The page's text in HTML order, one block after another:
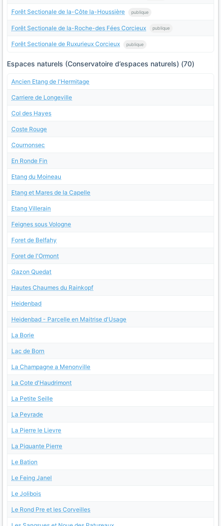
Forêt Sectionale de la-Côte la-Houssière publique
Forêt Sectionale de la-Roche-des Fées Corcieux publique
Forêt Sectionale de Ruxurieux Corcieux publique
Espaces naturels (Conservatoire d’espaces naturels) (70)
Ancien Etang de l'Hermitage
Carriere de Longeville
Col des Hayes
Coste Rouge
Cournonsec
En Ronde Fin
Etang du Moineau
Etang et Mares de la Capelle
Etang Villerain
Feignes sous Vologne
Foret de Belfahy
Foret de l'Ormont
Gazon Quedat
Hautes Chaumes du Rainkopf
Heidenbad
Heidenbad - Parcelle en Maitrise d'Usage
La Borie
Lac de Born
La Champagne a Menonville
La Cote d'Haudrimont
La Petite Seille
La Peyrade
La Pierre le Lievre
La Piquante Pierre
Le Bation
Le Feing Janel
Le Jolibois
Le Rond Pre et les Corveilles